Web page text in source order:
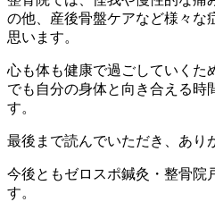
の他、産後骨盤ケアなど様々な
思います。
心も体も健康で過ごしていくた
でも自分の身体と向き合える時
す。
最後まで読んでいただき、あり
今後ともゼロスポ鍼灸・整骨院
す。